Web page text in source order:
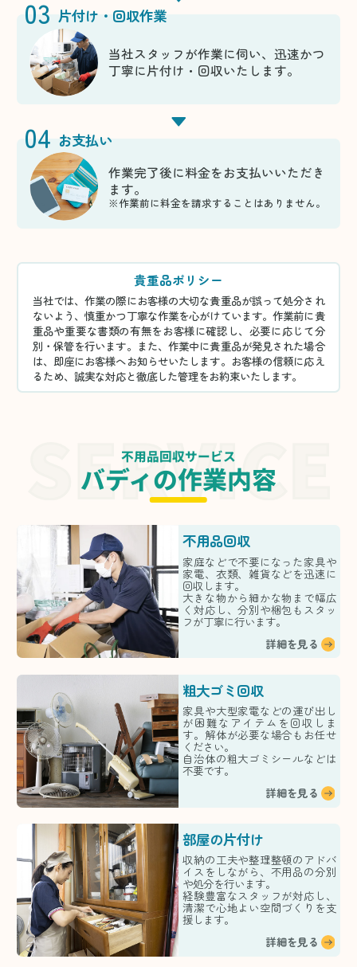
03 片付け・回収作業
当社スタッフが作業に伺い、迅速かつ
丁寧に片付け・回収いたします。
04 お支払い
作業完了後に料金をお支払いいただき
ます。
※作業前に料金を請求することはありません。
貴重品ポリシー
当社では、作業の際にお客様の大切な貴重品が誤って処分され
ないよう、慎重かつ丁寧な作業を心がけています。作業前に貴
重品や重要な書類の有無をお客様に確認し、必要に応じて分
別・保管を行います。また、作業中に貴重品が発見された場合
は、即座にお客様へお知らせいたします。お客様の信頼に応え
るため、誠実な対応と徹底した管理をお約束いたします。
不用品回収サービス
バディの作業内容
不用品回収
家庭などで不要になった家具や
家電、衣類、雑貨などを迅速に
回収します。
大きな物から細かな物まで幅広
く対応し、分別や梱包もスタッ
フが丁寧に行います。
詳細を見る
粗大ゴミ回収
家具や大型家電などの運び出し
が困難なアイテムを回収しま
す。解体が必要な場合もお任せ
ください。
自治体の粗大ゴミシールなどは
不要です。
詳細を見る
部屋の片付け
収納の工夫や整理整頓のアドバ
イスをしながら、不用品の分別
や処分を行います。
経験豊富なスタッフが対応し、
清潔で心地よい空間づくりを支
援します。
詳細を見る